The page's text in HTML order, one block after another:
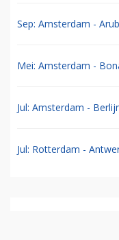
Sep: Amsterdam -
Mei: Amsterdam -
Jul: Amsterdam -
Jul: Rotterdam -